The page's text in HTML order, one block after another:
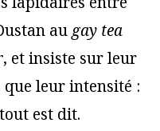
au gay tea
, et insiste sur leur
leur intensité :
est dit.